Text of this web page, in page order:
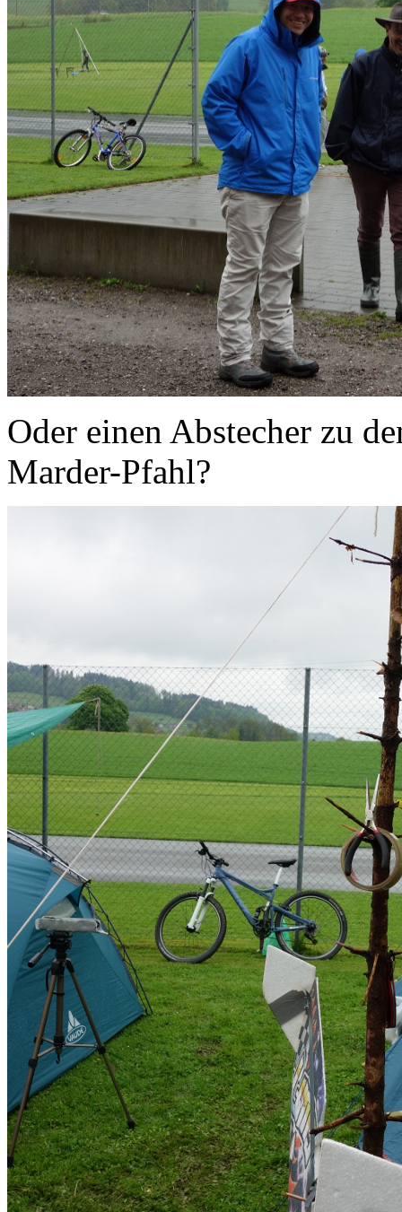
Oder einen Abstecher zu
Marder-Pfahl?